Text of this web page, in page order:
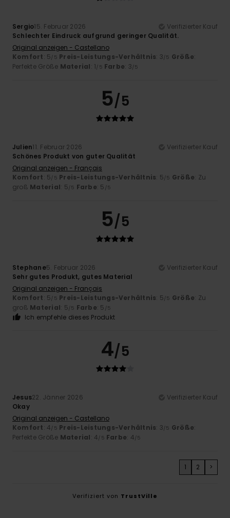
Sergio15. Februar 2026
Verifizierter Kauf
Schlechter Eindruck aufgrund geringer Qualität.
Original anzeigen - Castellano
Komfort: 5/5 Preis-Leistungs-Verhältnis: 3/5 Größe:
Perfekte Größe Material: 1/5 Farbe: 3/5
5/5
Julien11. Februar 2026
Verifizierter Kauf
Schönes Produkt von guter Qualität
Original anzeigen - Français
Komfort: 5/5 Preis-Leistungs-Verhältnis: 5/5 Größe: Zu
groß Material: 5/5 Farbe: 5 /5
5/5
Stephane5. Februar 2026
Verifizierter Kauf
Sehr gutes Produkt, gutes Material
Original anzeigen - Français
Komfort: 5/5 Preis-Leistungs-Verhältnis: 5/5 Größe: Zu
groß Material: 5/5 Farbe: 5 /5
Ich empfehle dieses Produkt
4/5
Jesus22. Jänner 2026
Verifizierter Kauf
Okay
Original anzeigen - Castellano
Komfort: 4/5 Preis-Leistungs-Verhältnis: 3/5 Größe:
Perfekte Größe Material: 4/5 Farbe: 4/5
1 2 >
Verifiziert von TrustVille